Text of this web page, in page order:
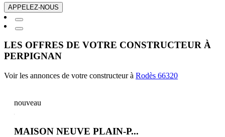
APPELEZ-NOUS
LES OFFRES DE VOTRE CONSTRUCTEUR À
PERPIGNAN
Voir les annonces de votre constructeur à Rodès 66320
nouveau
MAISON NEUVE PLAIN-P...